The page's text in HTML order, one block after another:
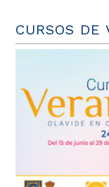
CURSOS DE